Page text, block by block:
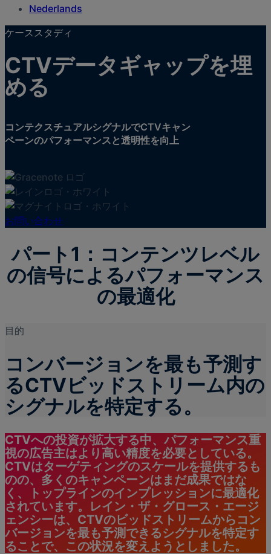
Nederlands
ケーススタディ
CTVデータギャップを埋
める
コンテクスチュアルシグナルでCTVキャン
ペーンのパフォーマンスと透明性を向上
お問い合わせ
パート1：コンテンツレベル
の信号によるパフォーマンス
の最適化
目的
コンバージョンを最も予測す
るCTVビッドストリーム内の
シグナルを特定する。
CTVへの投資が拡大する中、パフォーマンス重
視の広告主はより高い精度を必要としている。
CTVはターゲティングのスケールを提供するも
のの、多くのキャンペーンはまだ成果ではな
く、トップラインのインプレッションに最適化
されています。レイン・ザ・グロース・エージ
ェンシーは、CTVのビッドストリームからコン
バージョンを最も予測できるシグナルを特定す
ることで、この状況を変えようとしました。